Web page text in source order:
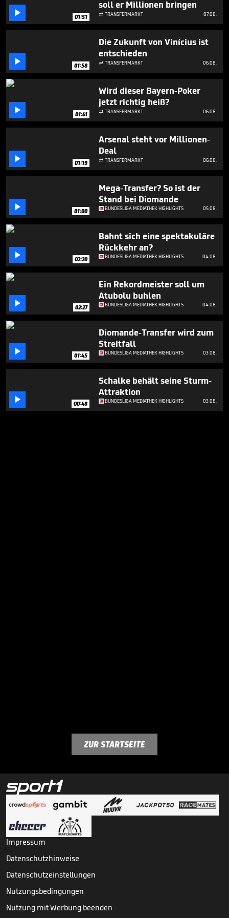
1
minute,
31
seconds
 01:51
soll er Millionen bringen
 TRANSFERMARKT 07.08.
 01:58
Die Zukunft von Vinícius ist
entschieden
 TRANSFERMARKT 06.08.
 01:41
Wird dieser Bayern-Poker
jetzt richtig heiß?
 TRANSFERMARKT 06.08.
 01:19
Arsenal steht vor Millionen-
Deal
 TRANSFERMARKT 06.08.
 01:00
Mega-Transfer? So ist der
Stand bei Diomande
BUNDESLIGA MEDIATHEK HIGHLIGHTS 05.08.
 02:20
Bahnt sich eine spektakuläre
Rückkehr an?
BUNDESLIGA MEDIATHEK HIGHLIGHTS 04.08.
 02:27
Ein Rekordmeister soll um
Atubolu buhlen
BUNDESLIGA MEDIATHEK HIGHLIGHTS 04.08.
 01:45
Diomande-Transfer wird zum
Streitfall
BUNDESLIGA MEDIATHEK HIGHLIGHTS 03.08.
 00:48
Schalke behält seine Sturm-
Attraktion
BUNDESLIGA MEDIATHEK HIGHLIGHTS 03.08.
ZUR STARTSEITE
Impressum
Datenschutzhinweise
Datenschutzeinstellungen
Nutzungsbedingungen
Nutzung mit Werbung beenden